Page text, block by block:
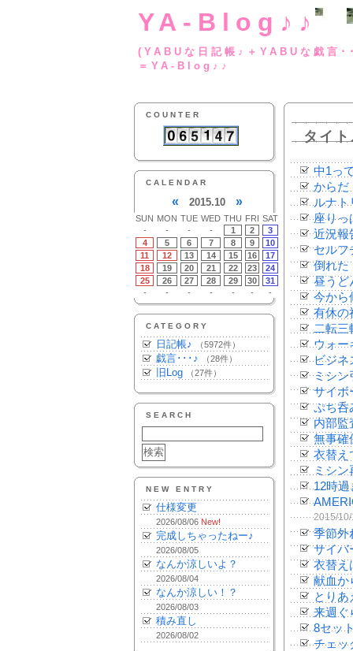
YA-Blog♪♪
(YABUな日記帳♪
＝YA-Blog♪♪
COUNTER
CALENDAR
« 2015.10 »
SUN MON TUE WED THU FRI SAT
-
- - - 1 2
3
4
5 6 7 8 9
10
11
12 13 14 15 16
17
18
19 20 21 22 23
24
25
26 27 28 29 30
31
-
- - - - - -
CATEGORY
日記帳♪ （5972件）
戯言･･･♪ （28件）
旧Log （27件）
SEARCH
NEW ENTRY
仕様変更
2026/08/06 New!
完成しちゃったねー♪
2026/08/05
なんか涼しいよ？
2026/08/04
なんか涼しい！？
2026/08/03
積み直し
2026/08/02
タイ
中1っ
からだ
ルナト
座りっ
近況報
セルフ
倒れた
昼うど
今から
有休の
二転三
ウォー
ビジ
ミシン
サイボ
ぷち呑
内部監
無事確
衣替え
ミシン
12時
2015/
季節外
サイバ
衣替え
献血か
とりあ
来週ぐ
8セッ
チェッ